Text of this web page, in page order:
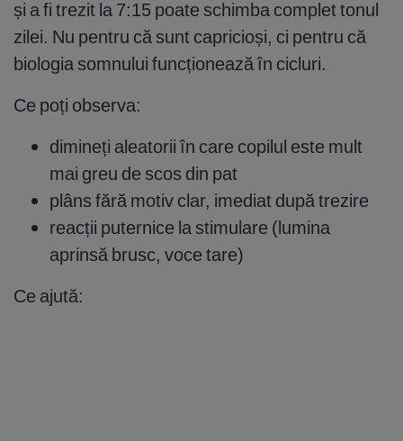
și a fi trezit la 7:15 poate schimba complet tonul
zilei. Nu pentru că sunt capricioși, ci pentru că
biologia somnului funcționează în cicluri.
Ce poți observa:
dimineți aleatorii în care copilul este mult
mai greu de scos din pat
plâns fără motiv clar, imediat după trezire
reacții puternice la stimulare (lumina
aprinsă brusc, voce tare)
Ce ajută: